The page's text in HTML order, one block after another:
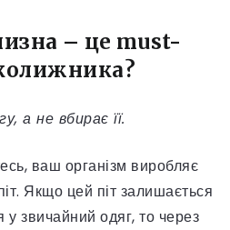
– це must-
а не вбирає її.
ваш організм виробляє
Якщо цей піт залишається
у звичайний одяг, то через